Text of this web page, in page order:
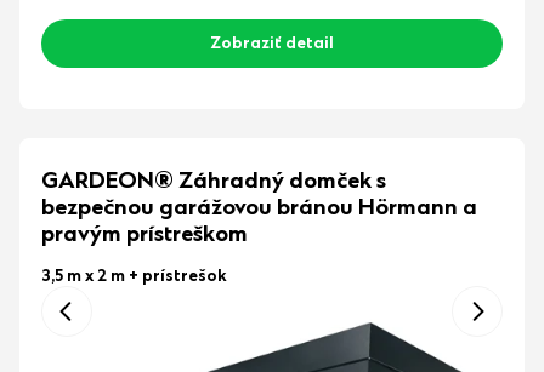
Zobraziť detail
GARDEON® Záhradný domček s
bezpečnou garážovou bránou Hörmann a
pravým prístreškom
3,5 m x 2 m + prístrešok